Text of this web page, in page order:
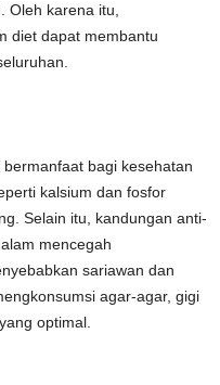
Oleh karena itu,
diet dapat membantu
bagi kesehatan
kalsium dan fosfor
Selain itu, kandungan anti-
mencegah
sariawan dan
agar-agar, gigi
optimal.